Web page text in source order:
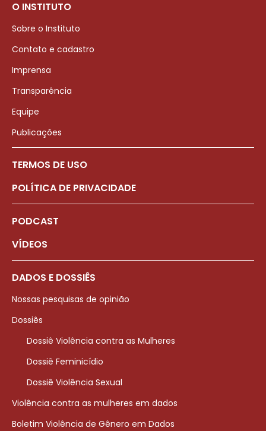
O INSTITUTO
Sobre o Instituto
Contato e cadastro
Imprensa
Transparência
Equipe
Publicações
TERMOS DE USO
POLÍTICA DE PRIVACIDADE
PODCAST
VÍDEOS
DADOS E DOSSIÊS
Nossas pesquisas de opinião
Dossiês
Dossiê Violência contra as Mulheres
Dossiê Feminicídio
Dossiê Violência Sexual
Violência contra as mulheres em dados
Boletim Violência de Gênero em Dados